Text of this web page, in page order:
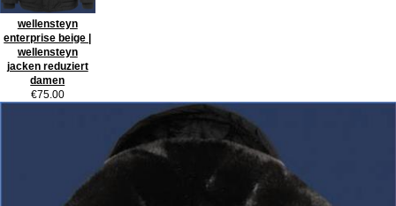
wellensteyn
enterprise beige |
wellensteyn
jacken reduziert
damen
€75.00